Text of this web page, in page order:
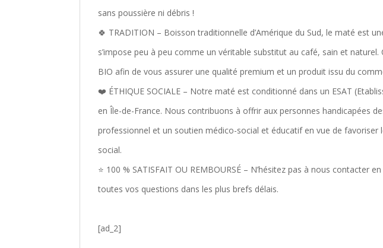
sans poussière ni débris !
🍀 TRADITION – Boisson traditionnelle d’Amérique du Sud, le maté est
s’impose peu à peu comme un véritable substitut au café, sain et
BIO afin de vous assurer une qualité premium et un produit issu du
❤️ ÉTHIQUE SOCIALE – Notre maté est conditionné dans un ESAT
en Île-de-France. Nous contribuons à offrir aux personnes handicapées
professionnel et un soutien médico-social et éducatif en vue de favoriser
social.
⭐ 100 % SATISFAIT OU REMBOURSÉ – N’hésitez pas à nous contacter
toutes vos questions dans les plus brefs délais.
[ad_2]